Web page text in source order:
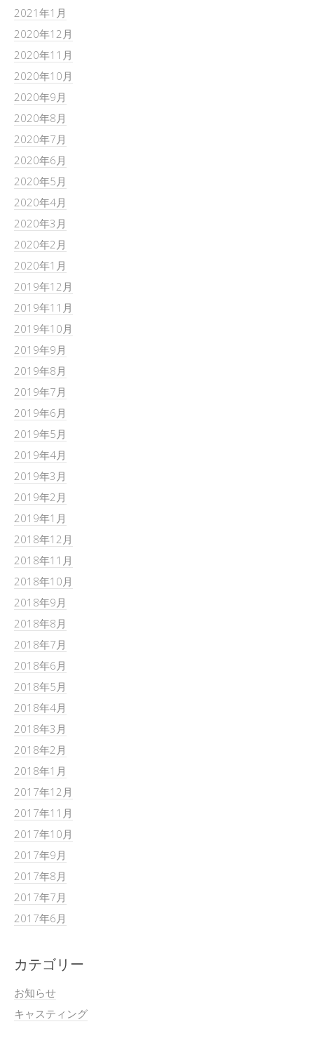
2021年1月
2020年12月
2020年11月
2020年10月
2020年9月
2020年8月
2020年7月
2020年6月
2020年5月
2020年4月
2020年3月
2020年2月
2020年1月
2019年12月
2019年11月
2019年10月
2019年9月
2019年8月
2019年7月
2019年6月
2019年5月
2019年4月
2019年3月
2019年2月
2019年1月
2018年12月
2018年11月
2018年10月
2018年9月
2018年8月
2018年7月
2018年6月
2018年5月
2018年4月
2018年3月
2018年2月
2018年1月
2017年12月
2017年11月
2017年10月
2017年9月
2017年8月
2017年7月
2017年6月
カテゴリー
お知らせ
キャスティング